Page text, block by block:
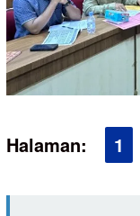
Halaman: 1